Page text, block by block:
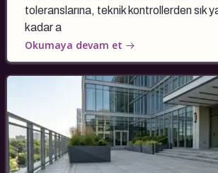
toleranslarına, teknik kontrollerden sık
kadar a
Okumaya devam et